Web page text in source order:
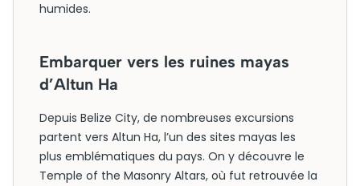
humides.
Embarquer vers les ruines mayas
d’Altun Ha
Depuis Belize City, de nombreuses excursions
partent vers Altun Ha, l’un des sites mayas les
plus emblématiques du pays. On y découvre le
Temple of the Masonry Altars, où fut retrouvée la